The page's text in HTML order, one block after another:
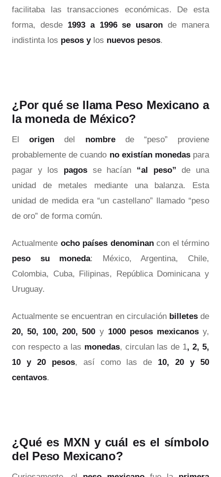
facilitaba las transacciones económicas. De esta
forma, desde 1993 a 1996 se usaron de manera
indistinta los pesos ylos nuevos pesos.
¿Por qué se llama Peso Mexicano a
la moneda de México?
Elorigen del nombre de “peso” proviene
probablemente de cuando no existían monedaspara
pagar y los pagos se hacían “al peso” de una
unidad de metales mediante una balanza. Esta
unidad de medida era “un castellano” llamado “peso
de oro” de forma común.
Actualmente ocho países denominancon el término
peso
su moneda: México, Argentina, Chile,
Colombia, Cuba, Filipinas, República Dominicana y
Uruguay.
Actualmente se encuentran en circulación billetesde
20, 50, 100, 200, 500 y 1000 pesos mexicanosy,
con respecto a las monedas, circulan las de 1, 2, 5,
10 y 20 pesos, así como las de 10, 20 y 50
centavos.
¿Qué es MXN y cuál es el símbolo
del Peso Mexicano?